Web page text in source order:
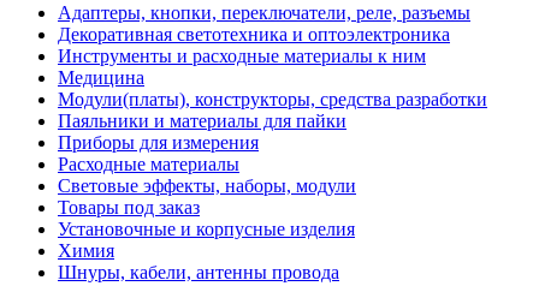
Адаптеры, кнопки, переключатели, реле, разъемы
Декоративная светотехника и оптоэлектроника
Инструменты и расходные материалы к ним
Медицина
Модули(платы), конструкторы, средства разработки
Паяльники и материалы для пайки
Приборы для измерения
Расходные материалы
Световые эффекты, наборы, модули
Товары под заказ
Установочные и корпусные изделия
Химия
Шнуры, кабели, антенны провода